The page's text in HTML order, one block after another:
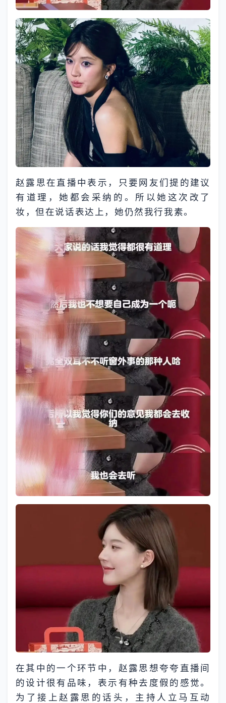
赵露思在直播中表示，只要网友们提的建议
有道理，她都会采纳的。所以她这次改了
妆，但在说话表达上，她仍然我行我素。
在其中的一个环节中，赵露思想夸夸直播间
的设计很有品味，表示有种去度假的感觉。
为了接上赵露思的话头，主持人立马互动